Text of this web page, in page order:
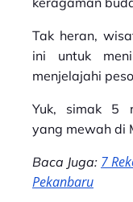
Tak heran,
ini untuk
menjelajahi
Yuk, simak 5
yang mewah di
Baca Juga: 7
Pekanbaru